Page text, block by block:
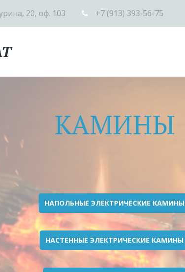
20, оф. 103 +7 (913) 393-56-75
КАМИНЫ
НАПОЛЬНЫЕ ЭЛЕКТРИЧЕСКИЕ КАМИНЫ
НАСТЕННЫЕ ЭЛЕКТРИЧЕСКИЕ КАМИНЫ